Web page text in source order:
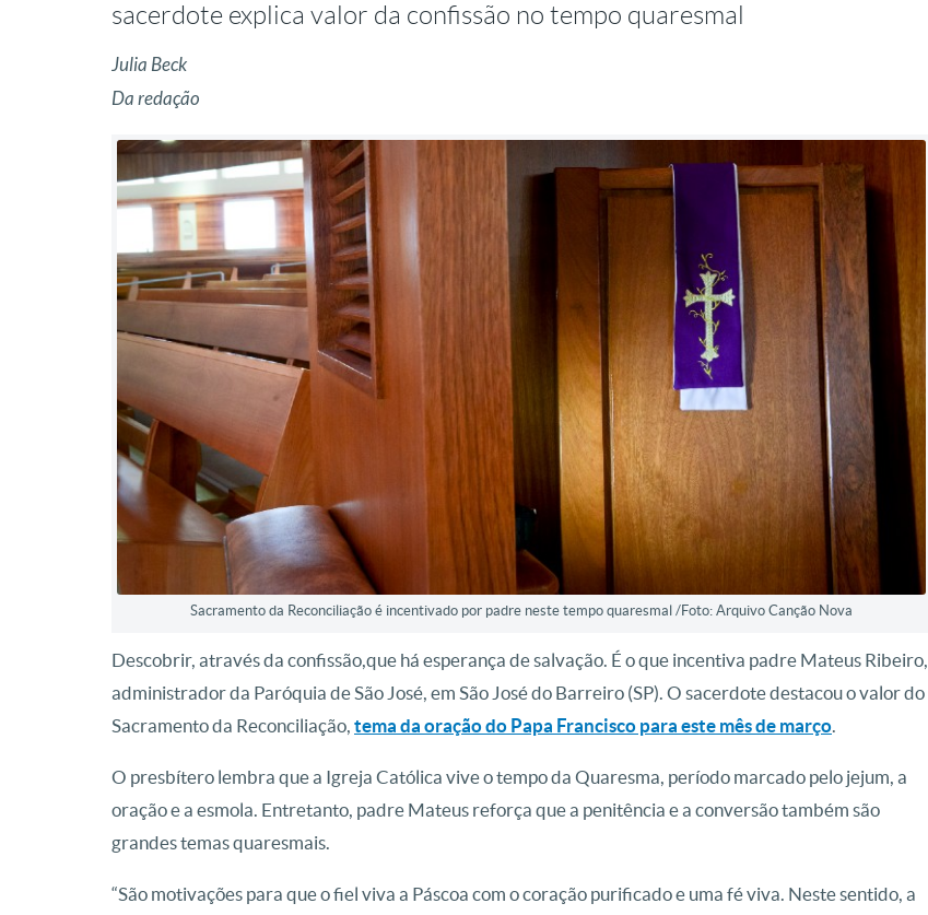
sacerdote explica valor da confissão no tempo quaresmal
Julia Beck
Da redação
Sacramento da Reconciliação é incentivado por padre neste tempo quaresmal /Foto: Arquivo Canção Nova
Descobrir, através da confissão,que há esperança de salvação. É o que incentiva padre Mateus Ribeiro,
administrador da Paróquia de São José, em São José do Barreiro (SP). O sacerdote destacou o valor do
Sacramento da Reconciliação, tema da oração do Papa Francisco para este mês de março.
O presbítero lembra que a Igreja Católica vive o tempo da Quaresma, período marcado pelo jejum, a
oração e a esmola. Entretanto, padre Mateus reforça que a penitência e a conversão também são
grandes temas quaresmais.
“São motivações para que o fiel viva a Páscoa com o coração purificado e uma fé viva. Neste sentido, a